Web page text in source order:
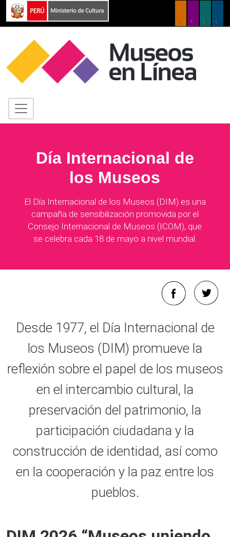
Día Internacional de
los Museos
El Día Internacional de los Museos (DIM) es una
campaña de sensibilización promovida por el
Consejo Internacional de Museos (ICOM), que
se celebra cada 18 de mayo a nivel mundial.
Desde 1977, el Día Internacional de
los Museos (DIM) promueve la
reflexión sobre el papel de los museos
en el intercambio cultural, la
preservación del patrimonio, la
participación ciudadana y la
construcción de identidad, así como
en la cooperación y la paz entre los
pueblos.